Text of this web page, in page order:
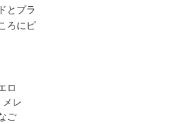
とプラ
ろにピ
ロ
メレ
ご